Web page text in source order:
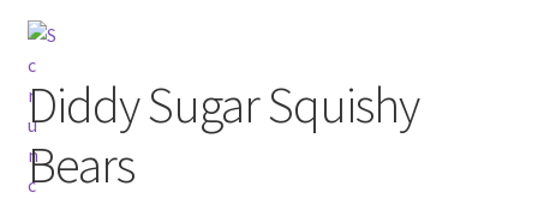
Diddy Sugar Squishy
Bears